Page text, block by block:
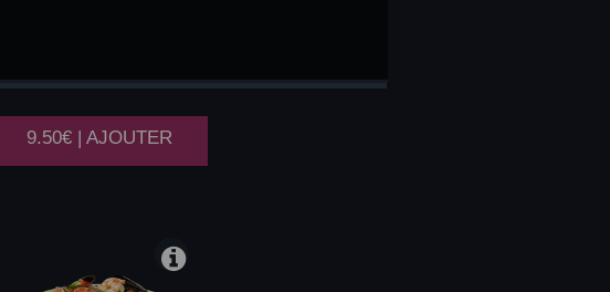
9.50€ | AJOUTER